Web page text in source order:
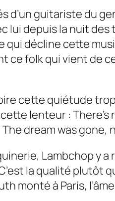
d’un guitariste du
lui depuis la nuit
décline cette
ce folk qui vient de
cette quiétude
lenteur :
dream was gone,
Lambchopy a
la qualité
monté à Paris,